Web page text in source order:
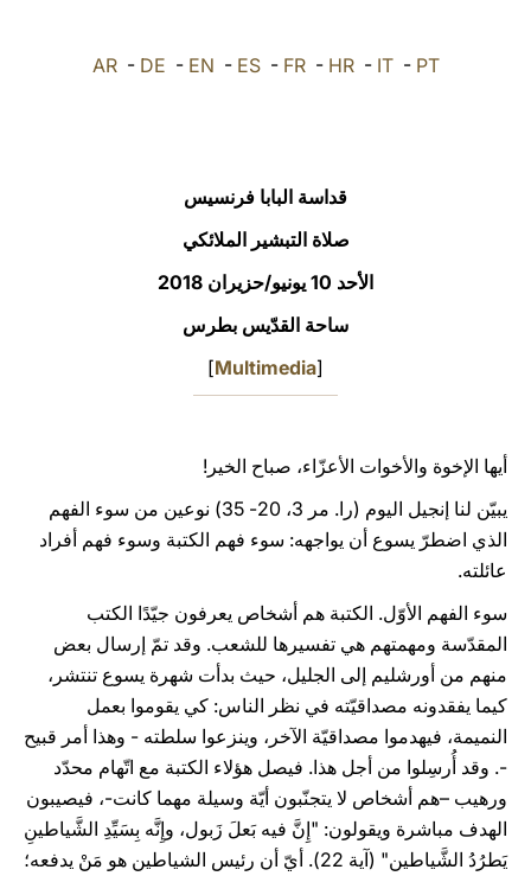
العربيّةAR- DE - EN - ES- FR- HR- IT- PT
قداسة البابا فرنسيس
صلاة التبشير الملائكي
الأحد 10 يونيو/حزيران 2018
ساحة القدّيس بطرس
[
Multimedia
]
أيها الإخوة والأخوات الأعزّاء، صباح الخير!
يبيّن لنا إنجيل اليوم (را. مر 3، 20- 35) نوعين من سوء الفهم
الذي اضطرّ يسوع أن يواجهه: سوء فهم الكتبة وسوء فهم أفراد
عائلته.
سوء الفهم الأوّل. الكتبة هم أشخاص يعرفون جيّدًا الكتب
المقدّسة ومهمتهم هي تفسيرها للشعب. وقد تمّ إرسال بعض
منهم من أورشليم إلى الجليل، حيث بدأت شهرة يسوع تنتشر،
كيما يفقدونه مصداقيّته في نظر الناس: كي يقوموا بعمل
النميمة، فيهدموا مصداقيّة الآخر، وينزعوا سلطته - وهذا أمر قبيح
-. وقد أُرسِلوا من أجل هذا. فيصل هؤلاء الكتبة مع اتّهام محدّد
ورهيب –هم أشخاص لا يتجنّبون أيّة وسيلة مهما كانت-، فيصيبون
الهدف مباشرة ويقولون: "إِنَّ فيه بَعلَ زَبول، وإِنَّه بِسَيِّدِ الشَّياطينِ
يَطرُدُ الشَّياطين" (آية 22). أيّ أن رئيس الشياطين هو مَنْ يدفعه؛